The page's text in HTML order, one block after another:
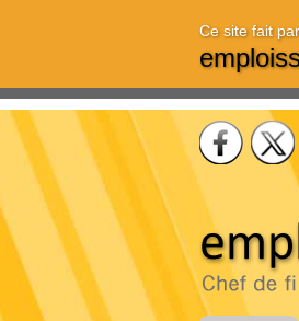
Ce site fait